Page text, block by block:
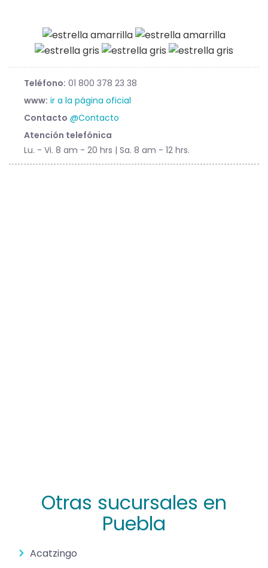
Teléfono: 01 800 378 23 38
www: ir a la página oficial
Contacto @Contacto
Atención telefónica
Lu. - Vi. 8 am - 20 hrs | Sa. 8 am - 12 hrs.
Otras sucursales en
Puebla
Acatzingo